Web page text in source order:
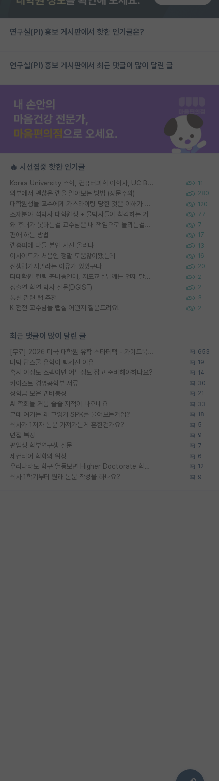
연구실(PI) 홍보 게시판에서 핫한 인기글은?
연구실(PI) 홍보 게시판에서 최근 댓글이 많이 달린 글
🔥 시선집중 핫한 인기글
Korea University 수학, 컴퓨터과학 이학사, UC Berkeley 산업공학 대학원 공학박사가 되는 것은 쉽지 않겠죠? 11
외부에서 괜찮은 랩을 알아보는 방법 (장문주의) 280
대학원생들 교수에게 가스라이팅 당한 것은 이해가 갑니다. 안타깝네요. 120
소재분야 석박사 대학원생 + 물박사들이 착각하는 거 77
왜 후배가 못하는걸 교수님은 내 책임으로 돌리는걸까요? 7
편애 하는 방법 17
랩홈피에 다들 본인 사진 올리냐 13
이사이트가 처음엔 정말 도움많이됐는데 16
신생랩가지말라는 이유가 있었구나 20
타대학원 컨텍 준비중인데, 지도교수님께는 언제 말씀드려야 할까요? 2
정출연 학연 박사 질문(DGIST) 2
통신 관련 랩 추천 3
K 전전 교수님들 랩실 어떤지 질문드려요! 2
최근 댓글이 많이 달린 글
[무료] 2026 미국 대학원 유학 스타터팩 - 가이드북 & 합격자 컨택메일 템플릿 653
미박 탑스쿨 유학이 빡세진 이유 19
혹시 이정도 스펙이면 어느정도 잡고 준비해야하나요? 14
카이스트 경영공학부 서류 30
장학금 모은 랩비통장 21
AI 학회들 거품 슬슬 지적이 나오네요 33
근데 여기는 왜 그렇게 SPK를 물어보는거임? 18
석사가 1저자 논문 가져가는게 흔한건가요? 5
면접 복장 9
편입생 학부연구생 질문 7
세컨티어 학회의 위상 6
우리나라도 학구 열풍보면 Higher Doctorate 학위가 필요하다고 봅니다. 12
석사 1학기부터 원래 논문 작성을 하나요? 9